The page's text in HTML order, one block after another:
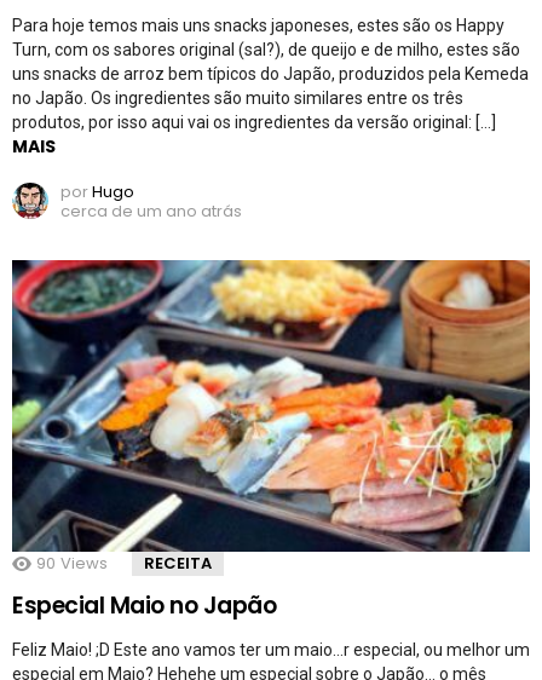
Para hoje temos mais uns snacks japoneses, estes são os Happy
Turn, com os sabores original (sal?), de queijo e de milho, estes são
uns snacks de arroz bem típicos do Japão, produzidos pela Kemeda
no Japão. Os ingredientes são muito similares entre os três
produtos, por isso aqui vai os ingredientes da versão original: […]
MAIS
porHugo
cerca de um ano atrás
90 Views RECEITA
Especial Maio no Japão
Feliz Maio! ;D Este ano vamos ter um maio…r especial, ou melhor um
especial em Maio? Hehehe um especial sobre o Japão… o mês